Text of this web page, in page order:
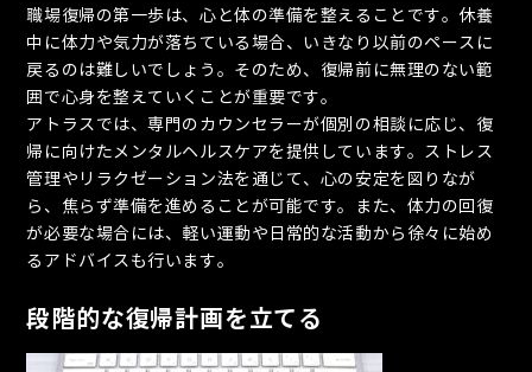
職場復帰の第一歩は、心と体の準備を整えることです。休養
中に体力や気力が落ちている場合、いきなり以前のペースに
戻るのは難しいでしょう。そのため、復帰前に無理のない範
囲で心身を整えていくことが重要です。
アトラスでは、専門のカウンセラーが個別の相談に応じ、復
帰に向けたメンタルヘルスケアを提供しています。ストレス
管理やリラクゼーション法を通じて、心の安定を図りなが
ら、焦らず準備を進めることが可能です。また、体力の回復
が必要な場合には、軽い運動や日常的な活動から徐々に始め
るアドバイスも行います。
段階的な復帰計画を立てる